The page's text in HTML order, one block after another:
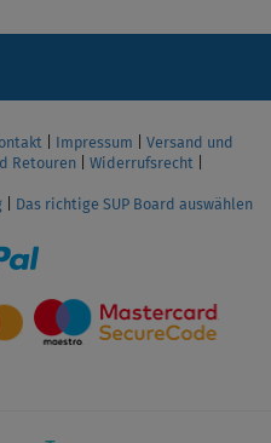
Impressum
Versand und
Retouren Widerrufsrecht
Das richtige SUP Board auswählen